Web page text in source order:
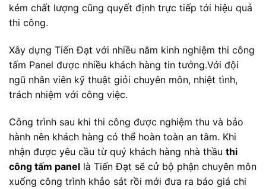
kém chất lượng cũng quyết định trực tiếp tới hiệu quả
thi công.
Xây dựng Tiến Đạt với nhiều năm kinh nghiệm thi công
tấm Panel được nhiều khách hàng tin tưởng.Với đội
ngũ nhân viên kỹ thuật giỏi chuyên môn, nhiệt tình,
trách nhiệm với công việc.
Công trình sau khi thi công được nghiệm thu và bảo
hành nên khách hàng có thể hoàn toàn an tâm. Khi
nhận được yêu cầu từ quý khách hàng nhà thầu thi
công tấm panel là Tiến Đạt sẽ cử bộ phận chuyên môn
xuống công trình khảo sát rồi mới đưa ra báo giá chi